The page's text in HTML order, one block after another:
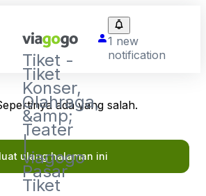
Tiket -
Tiket
Konser,
Olahraga,
&amp;
Teater
|
viagogo
Pasar
Tiket
1 new
notification
ada yang salah.
ulang halaman ini